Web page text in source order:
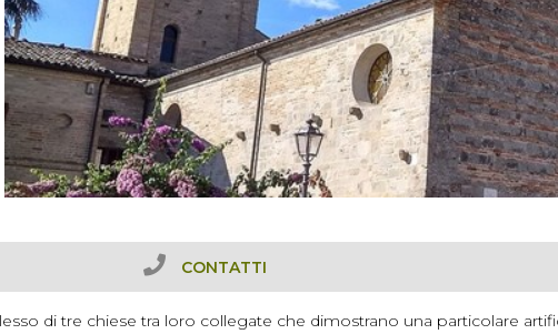
CONTATTI
di tre chiese tra loro collegate che dimostrano una particolare